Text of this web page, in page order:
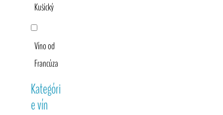
Kušický
Víno od
Francúza
Kategóri
e vín